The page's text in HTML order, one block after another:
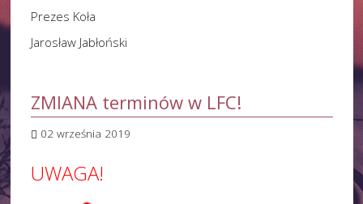
Prezes Koła
Jarosław Jabłoński
ZMIANA terminów w LFC!
02 września 2019
UWAGA!